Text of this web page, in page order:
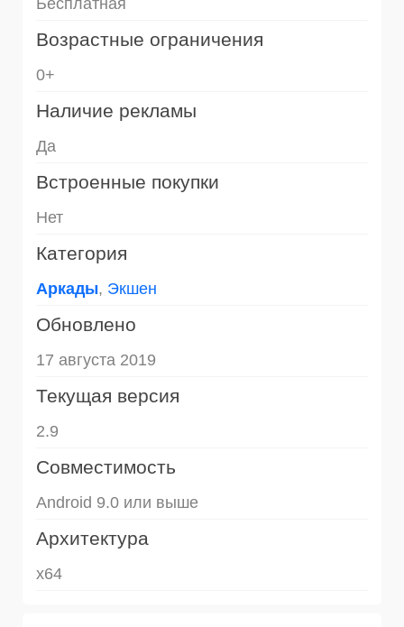
Возрастные ограничения
0+
Наличие рекламы
Да
Встроенные покупки
Нет
Категория
Аркады, Экшен
Обновлено
17 августа 2019
Текущая версия
2.9
Совместимость
Android 9.0 или выше
Архитектура
x64